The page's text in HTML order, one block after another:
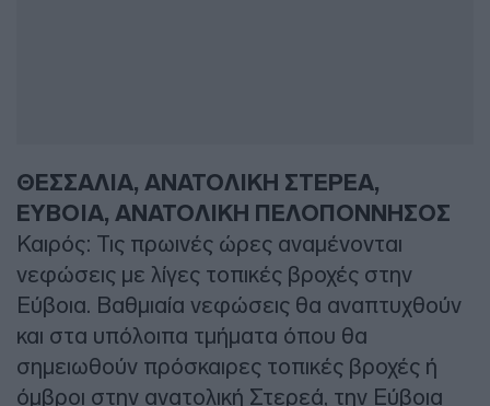
ΘΕΣΣΑΛΙΑ, ΑΝΑΤΟΛΙΚΗ ΣΤΕΡΕΑ,
ΕΥΒΟΙΑ, ΑΝΑΤΟΛΙΚΗ ΠΕΛΟΠΟΝΝΗΣΟΣ
Καιρός: Τις πρωινές ώρες αναμένονται
νεφώσεις με λίγες τοπικές βροχές στην
Εύβοια. Βαθμιαία νεφώσεις θα αναπτυχθούν
και στα υπόλοιπα τμήματα όπου θα
σημειωθούν πρόσκαιρες τοπικές βροχές ή
όμβροι στην ανατολική Στερεά, την Εύβοια